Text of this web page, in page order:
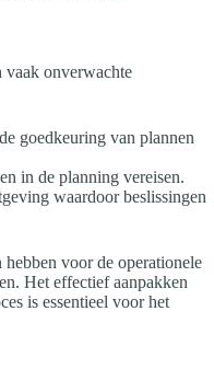
vaak onverwachte
goedkeuring van plannen
in de planning vereisen.
waardoor beslissingen
voor de operationele
Het effectief aanpakken
is essentieel voor het